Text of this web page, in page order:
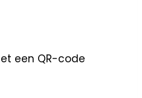
een QR-code